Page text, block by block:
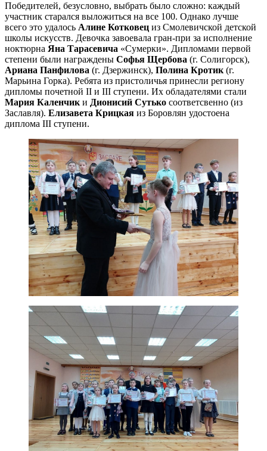
Победителей, безусловно, выбрать было сложно: каждый
участник старался выложиться на все 100. Однако лучше
всего это удалось Алине Котковец из Смолевичской детской
школы искусств. Девочка завоевала гран-при за исполнение
ноктюрна Яна Тарасевича «Сумерки». Дипломами первой
степени были награждены Софья Щербова (г. Солигорск),
Ариана Панфилова (г. Дзержинск), Полина Кротик (г.
Марьина Горка). Ребята из пристоличья принесли региону
дипломы почетной II и III ступени. Их обладателями стали
Мария Каленчик и Дионисий Сутько соответсвенно (из
Заславля). Елизавета Крицкая из Боровлян удостоена
диплома III ступени.